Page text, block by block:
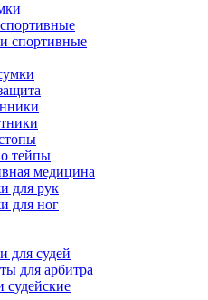
спортивные
тейпы
медицина
для рук
для ног
для судей
для арбитра